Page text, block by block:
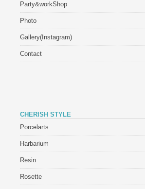
Party&workShop
Photo
Gallery(Instagram)
Contact
CHERISH STYLE
Porcelarts
Harbarium
Resin
Rosette